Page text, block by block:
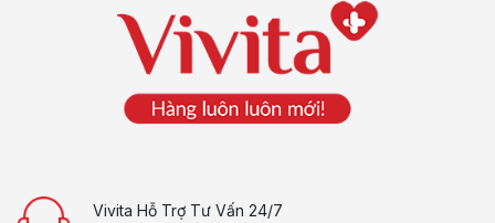
Vivita Hỗ Trợ Tư Vấn 24/7